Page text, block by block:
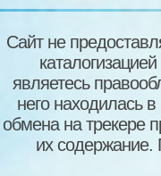
Сайт не
являетесь
него находилась
обмена на трекере
их